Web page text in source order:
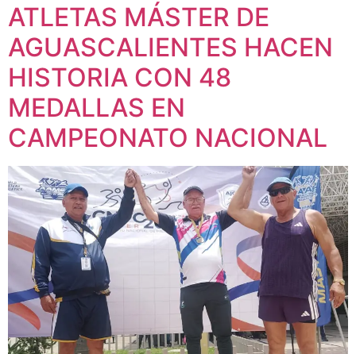
ATLETAS MÁSTER DE
AGUASCALIENTES HACEN
HISTORIA CON 48
MEDALLAS EN
CAMPEONATO NACIONAL